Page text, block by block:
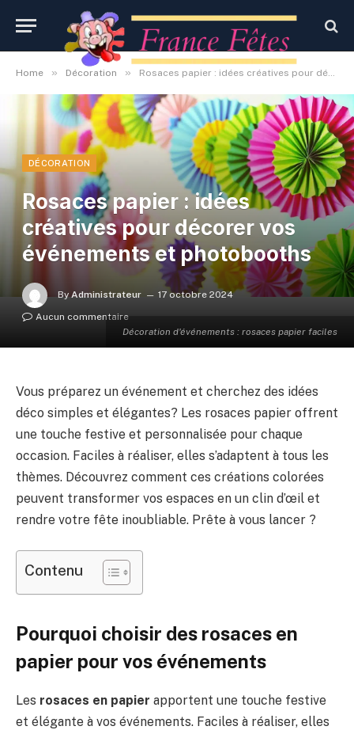
Home » Décoration » Rosaces papier : idées créatives pour décorer vos événements et photobooths
Décoration d'événements : rosaces papier faciles
DÉCORATION
Rosaces papier : idées
créatives pour décorer vos
événements et photobooths
By Administrateur
17 octobre 2024
Aucun commentaire
Vous préparez un événement et cherchez des idées
déco simples et élégantes? Les rosaces papier offrent
une touche festive et personnalisée pour chaque
occasion. Faciles à réaliser, elles s’adaptent à tous les
thèmes. Découvrez comment ces créations colorées
peuvent transformer vos espaces en un clin d’œil et
rendre votre fête inoubliable. Prête à vous lancer ?
Contenu
Pourquoi choisir des rosaces en
papier pour vos événements
Les rosaces en papier apportent une touche festive
et élégante à vos événements. Faciles à réaliser, elles